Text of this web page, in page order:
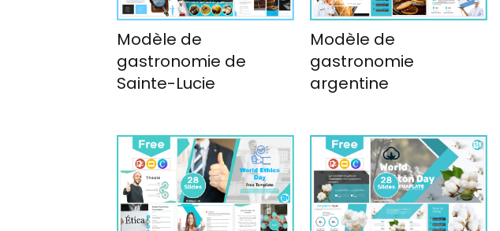
Modèle de
gastronomie de
Sainte-Lucie
Modèle de
gastronomie
argentine